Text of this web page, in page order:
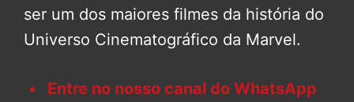
ser um dos maiores filmes da história do
Universo Cinematográfico da Marvel.
Entre no nosso canal do WhatsApp